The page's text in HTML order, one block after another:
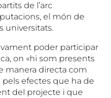
de l’arc
el món de
universitats.
poder participar
on «hi som presents
manera directa com
efectes que ha de
del projecte i que